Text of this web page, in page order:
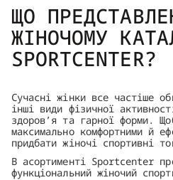
ЩО
ЖІНОЧОМУ
SPORTCENTER?
Сучасні жінки все частіше
інші види фізичної
здоров’я та гарної форми.
максимально комфортними й
придбати жіночі спортивні
В асортименті Sportcenter
функціональний жіночий